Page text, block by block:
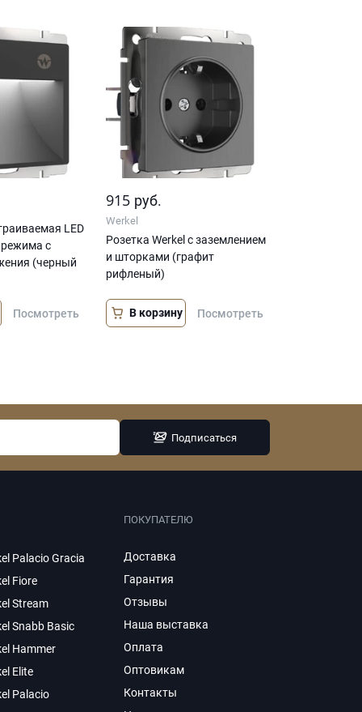
LED
режима с
(черный
Посмотреть
915 руб.
Werkel
Розетка Werkel с заземлением
и шторками (графит
рифленый)
В корзину Посмотреть
Подписаться
Palacio Gracia
Fiore
Stream
Snabb Basic
Hammer
Elite
Palacio
ПОКУПАТЕЛЮ
Доставка
Гарантия
Отзывы
Наша выставка
Оплата
Оптовикам
Контакты